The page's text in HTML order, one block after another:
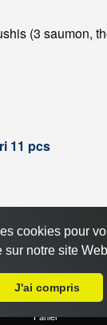
(3 saumon,
11 pcs
makis saumon 5
de poulet,
Panier
cookies pour
sur notre site Web
J'ai compris